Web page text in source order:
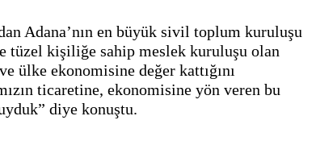
Adana’nın en büyük sivil toplum kuruluşu
tüzel kişiliğe sahip meslek kuruluşu olan
ülke ekonomisine değer kattığını
ticaretine, ekonomisine yön veren bu
diye konuştu.